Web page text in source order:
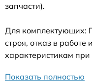
запчасти).
Для комплектующих:
строя, отказ в работе
характеристикам
Показать полностью